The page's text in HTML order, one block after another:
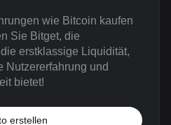
wie Bitcoin kaufen
Sie Bitget, die
erstklassige Liquidität,
Nutzererfahrung und
bietet!
erstellen